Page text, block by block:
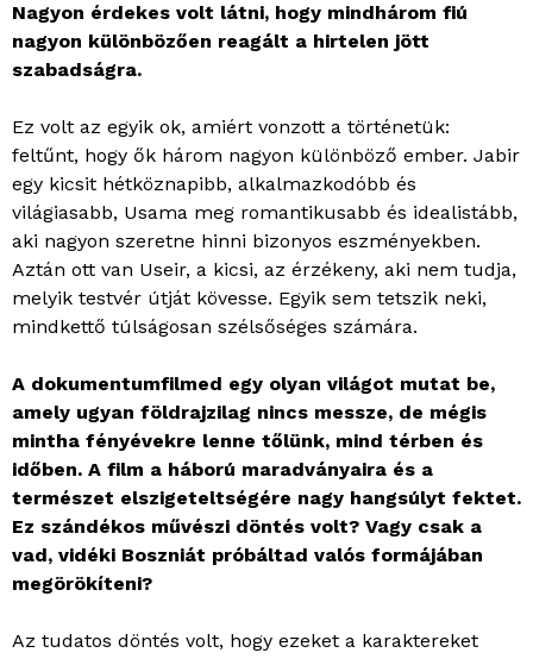
Nagyon érdekes volt látni, hogy mindhárom fiú
nagyon különbözően reagált a hirtelen jött
szabadságra.
Ez volt az egyik ok, amiért vonzott a történetük:
feltűnt, hogy ők három nagyon különböző ember. Jabir
egy kicsit hétköznapibb, alkalmazkodóbb és
világiasabb, Usama meg romantikusabb és idealistább,
aki nagyon szeretne hinni bizonyos eszményekben.
Aztán ott van Useir, a kicsi, az érzékeny, aki nem tudja,
melyik testvér útját kövesse. Egyik sem tetszik neki,
mindkettő túlságosan szélsőséges számára.
A dokumentumfilmed egy olyan világot mutat be,
amely ugyan földrajzilag nincs messze, de mégis
mintha fényévekre lenne tőlünk, mind térben és
időben. A film a háború maradványaira és a
természet elszigeteltségére nagy hangsúlyt fektet.
Ez szándékos művészi döntés volt? Vagy csak a
vad, vidéki Boszniát próbáltad valós formájában
megörökíteni?
Az tudatos döntés volt, hogy ezeket a karaktereket